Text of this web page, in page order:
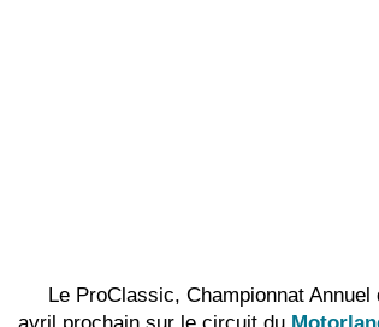
Le ProClassic, Championnat Annuel